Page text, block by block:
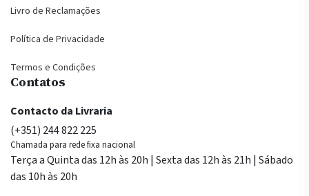
Livro de Reclamações
Política de Privacidade
Termos e Condições
Contatos
Contacto da Livraria
(+351) 244 822 225
Chamada para rede fixa nacional
Terça a Quinta das 12h às 20h | Sexta das 12h às 21h | Sábado
das 10h às 20h